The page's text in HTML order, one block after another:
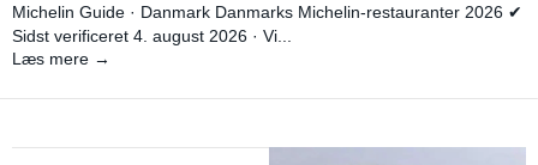
Michelin Guide · Danmark Danmarks Michelin-restauranter 2026 ✔
Sidst verificeret 4. august 2026 · Vi...
Læs mere →